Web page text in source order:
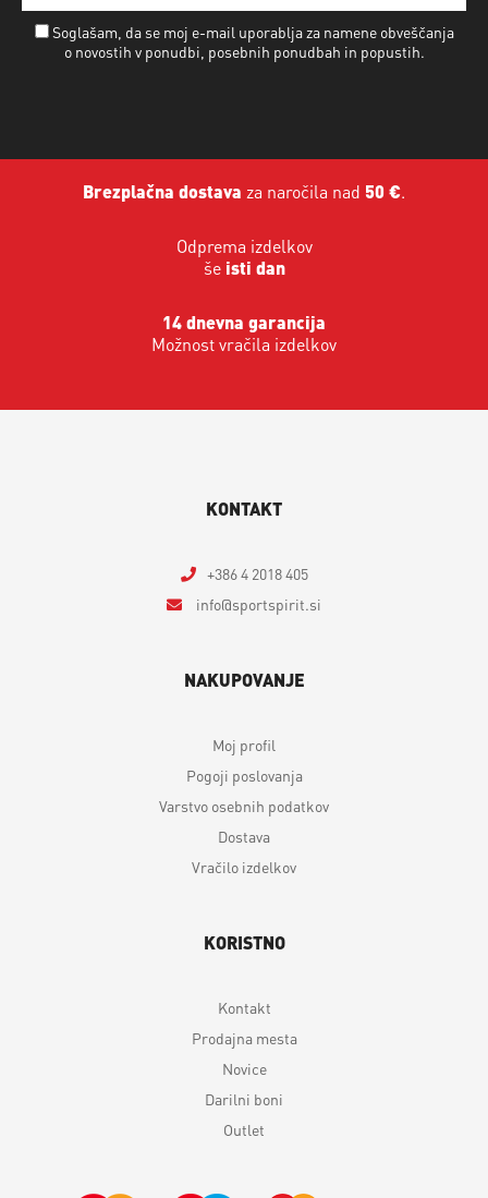
Soglašam, da se moj e-mail uporablja za namene obveščanja
o novostih v ponudbi, posebnih ponudbah in popustih.
Brezplačna dostava za naročila nad 50 €.
Odprema izdelkov
še isti dan
14 dnevna garancija
Možnost vračila izdelkov
KONTAKT
+386 4 2018 405
info
sportspirit.si
NAKUPOVANJE
Moj profil
Pogoji poslovanja
Varstvo osebnih podatkov
Dostava
Vračilo izdelkov
KORISTNO
Kontakt
Prodajna mesta
Novice
Darilni boni
Outlet